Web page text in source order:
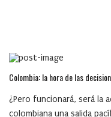
Colombia: la hora de las
¿Pero funcionará, será la
colombiana una salida